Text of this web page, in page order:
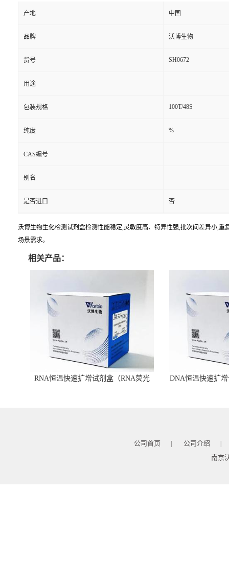
产地 中国
品牌 沃博生物
货号 SH0672
用途
包装规格 100T/48S
纯度 %
CAS编号
别名
是否进口 否
沃博生物生化检测试剂盒检测性能稳定,灵敏度高、特异性强,批次间差异小,
场景需求。
相关产品：
RNA恒温快速扩增试剂盒（RNA荧光
DNA恒温快速扩
公司首页 | 公司介绍 |
南京